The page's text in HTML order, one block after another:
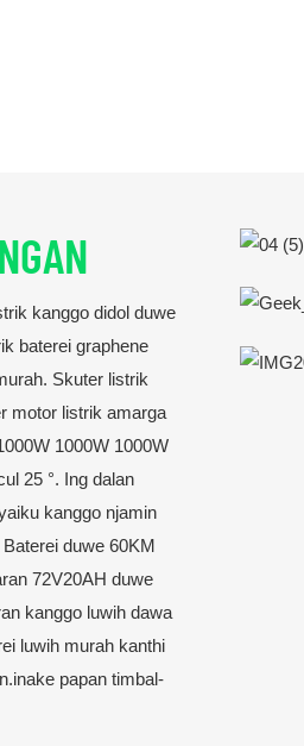
kanggo didol duwe
baterei graphene
Skuter listrik
motor listrik amarga
1000W 1000W
25 °. Ing dalan
kanggo njamin
duwe 60KM
72V20AH duwe
kanggo luwih dawa
luwih murah kanthi
papan timbal-